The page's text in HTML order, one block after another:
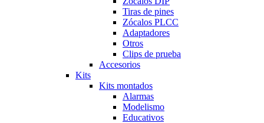
Tiras de pines
Zócalos PLCC
Adaptadores
Otros
Clips de prueba
Accesorios
Kits
Kits montados
Alarmas
Modelismo
Educativos